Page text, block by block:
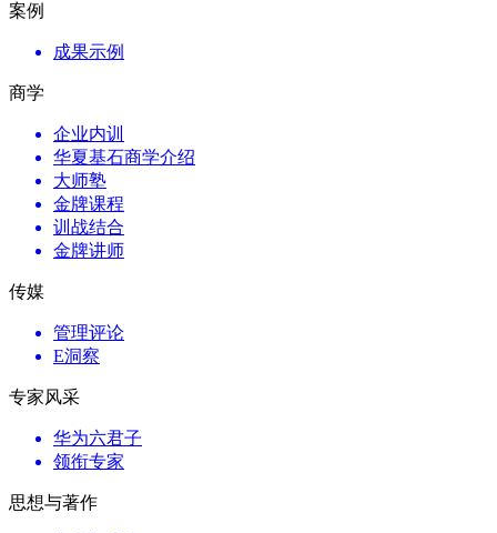
案例
成果示例
商学
企业内训
华夏基石商学介绍
大师塾
金牌课程
训战结合
金牌讲师
传媒
管理评论
E洞察
专家风采
华为六君子
领衔专家
思想与著作